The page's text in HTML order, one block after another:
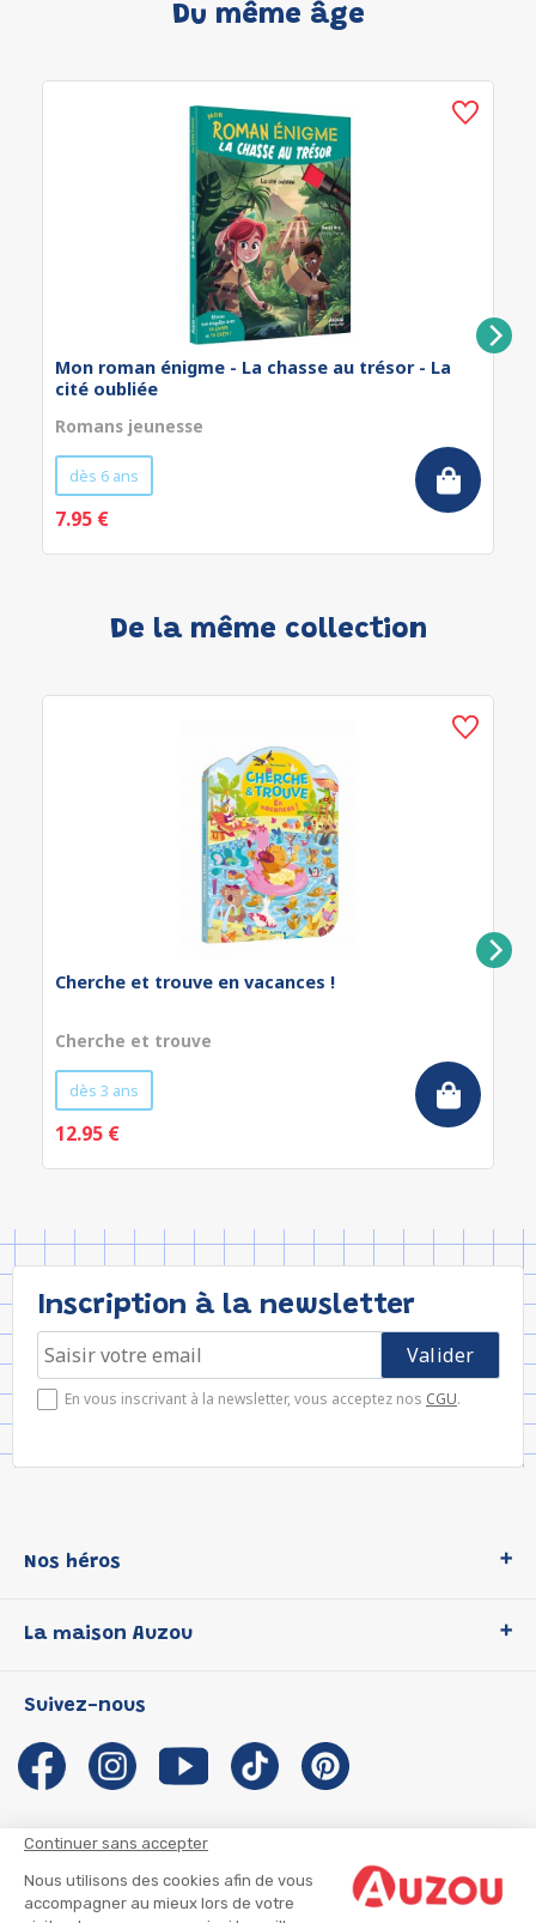
Continuer sans accepter
Nous utilisons des cookies afin de vous
accompagner au mieux lors de votre
Du même âge
Mon roman énigme - La chasse au trésor - La
cité oubliée
Romans jeunesse
dès 6 ans
7.95 €
De la même collection
Cherche et trouve en vacances !
Cherche et trouve
dès 3 ans
12.95 €
Inscription à la newsletter
En vous inscrivant à la newsletter, vous acceptez nos CGU.
Nos héros
P'tit Loup
Les Influenceuses
Migali
Petite Taupe
La maison Auzou
Notre histoire
Auzou s'engage
Auteurs et illustrateurs Auzou
Suivre mon colis
Suivez-nous
CGU